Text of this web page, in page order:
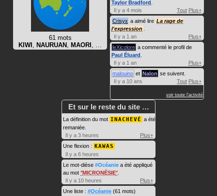
61 mots
KIWI
NAURUAN MAORI
Taylor Bradford
Il y a 4 mois
Tout Plus+
Crisyx a aimé lire La rage de
l'expression
Il y a 1 an
Plus+
leXicolore a commenté le profil de
Paul Éluard
Il y a 1 an
Plus+
malouino et Nalon se suivent.
Il y a 10 ans
Tout Plus+
voir toute l'activité
Et sur le reste du site …
La définition du mot INACHEVÉ a été
remaniée.
Il y a 3 heures
Plus+
Une flexion : KAWAS
Il y a 6 heures
Le mot-dièse #Océanie a été appliqué
au mot MICRONÉSIE
Il y a 10 heures
Plus+
Une liste : #Océanie (61 mots)